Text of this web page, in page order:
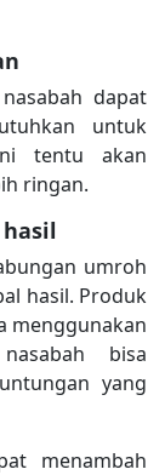
dapat
untuk
tentu akan
ringan.
umroh
hasil. Produk
menggunakan
bisa
yang
menambah